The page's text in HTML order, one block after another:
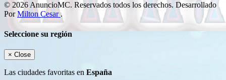
© 2026 AnuncioMC. Reservados todos los derechos. Desarrollado
PorMilton Cesar.
Seleccione su región
× Close
Las ciudades favoritas en España